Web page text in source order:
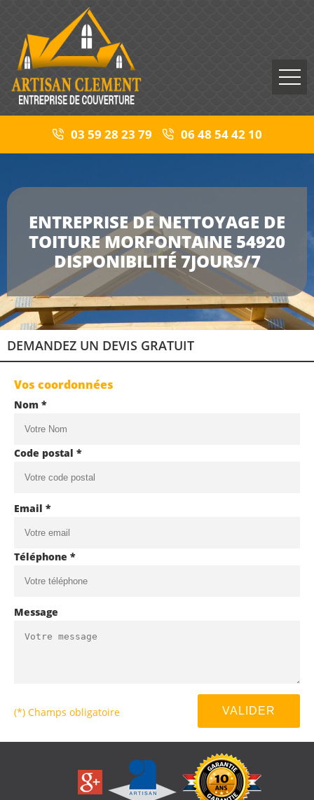
03 59 28 23 79 06 48 54 42 10
ENTREPRISE DE NETTOYAGE DE
TOITURE MORFONTAINE 54920
DISPONIBILITÉ 7JOURS/7
DEMANDEZ UN DEVIS GRATUIT
Vos coordonnées
Nom *
Code postal *
Email *
Téléphone *
Message
(*) Champs obligatoire